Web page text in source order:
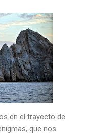
en el trayecto de
que nos